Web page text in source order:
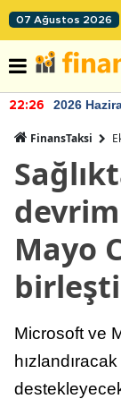
07 Ağustos 2026
22:26 2026
FinansTaksi
Mayo
Microsoft ve